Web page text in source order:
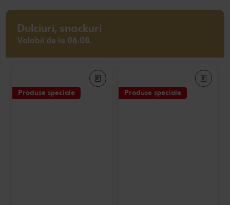
Dulciuri, snackuri
Valabil de la 06.08.
Produse speciale Produse speciale